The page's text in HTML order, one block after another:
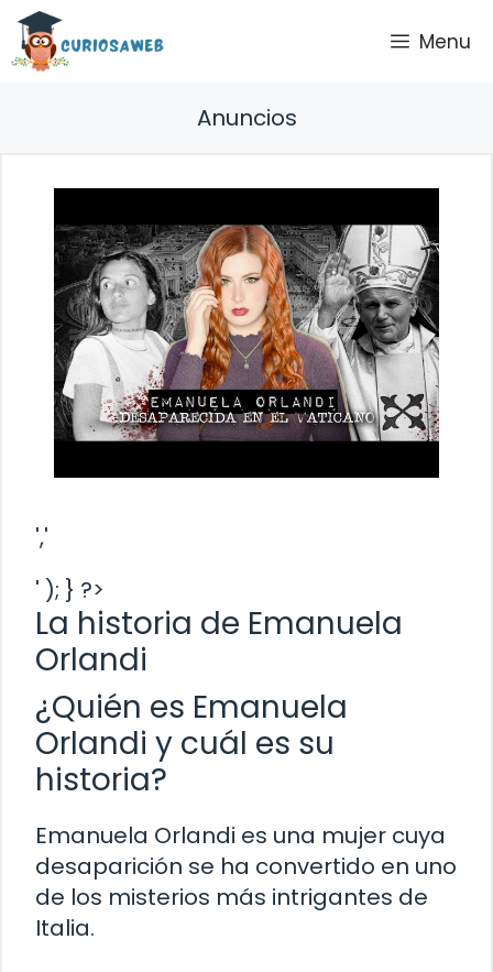
Saltar
contenido
Menu
Anuncios
','
' ); } ?>
La historia de Emanuela
Orlandi
¿Quién es Emanuela
Orlandi y cuál es su
historia?
Emanuela Orlandi es una mujer cuya
desaparición se ha convertido en uno
de los misterios más intrigantes de
Italia.